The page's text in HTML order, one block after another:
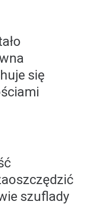
się
szuflady